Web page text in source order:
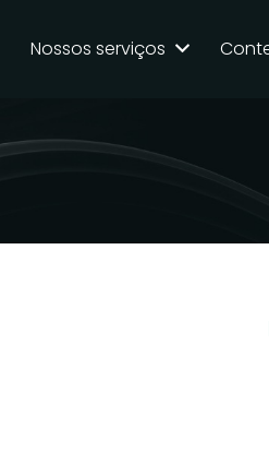
Nossos serviços